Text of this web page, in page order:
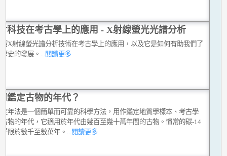
科技在考古學上的應用 - X射線螢光光譜分析
X射線螢光譜分析技術在考古學上的應用，以及它是如何有助我們了
史的發展。
...閱讀更多
鑑定古物的年代？
年法是一個簡單而可靠的科學方法，用作鑑定地質學樣本、考古學
物的年代，它適用於年代由幾百至幾十萬年間的古物。慣常的碳-14
限於數千至數萬年。 ...閱讀更多